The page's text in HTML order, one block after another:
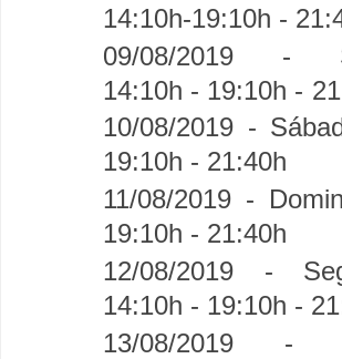
14:10h-19:10h -
09/08/2019 -
14:10h - 19:10h -
10/08/2019 -
19:10h - 21:40h
11/08/2019 -
19:10h - 21:40h
12/08/2019 -
14:10h - 19:10h -
13/08/2019 -